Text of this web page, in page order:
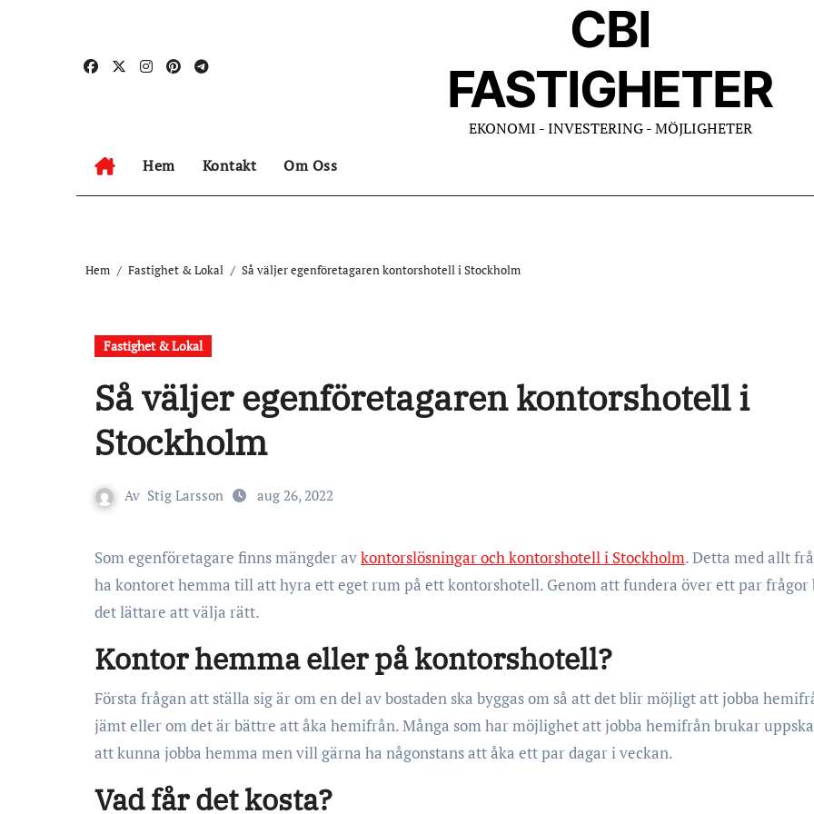
CBI
FASTIGHETER
EKONOMI - INVESTERING - MÖJLIGHETER
Hem Kontakt Om Oss
Hem Fastighet & Lokal Så väljer egenföretagaren kontorshotell i Stockholm
Fastighet & Lokal
Så väljer egenföretagaren kontorshotell i
Stockholm
Av Stig Larsson aug 26, 2022
Som egenföretagare finns mängder avkontorslösningar och kontorshotell i Stockholm. Detta med allt
ha kontoret hemma till att hyra ett eget rum på ett kontorshotell. Genom att fundera över ett par
det lättare att välja rätt.
Kontor hemma eller på kontorshotell?
Första frågan att ställa sig är om en del av bostaden ska byggas om så att det blir möjligt att jobba
jämt eller om det är bättre att åka hemifrån. Många som har möjlighet att jobba hemifrån brukar
att kunna jobba hemma men vill gärna ha någonstans att åka ett par dagar i veckan.
Vad får det kosta?